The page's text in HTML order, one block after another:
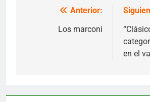
Navegación
Anterior:
Los marconi
en el